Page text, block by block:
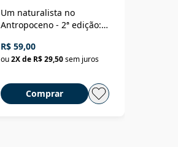
Um naturalista no
Antropoceno - 2ª edição:
selvagem
R$ 59,00
ou2X de R$ 29,50sem juros
Comprar